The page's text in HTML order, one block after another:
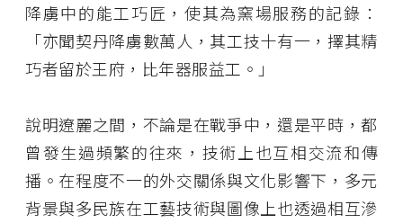
降虜中的能工巧匠，使其為窯場服務的記錄：
「亦聞契丹降虜數萬人，其工技十有一，擇其精
巧者留於王府，比年器服益工。」
說明遼麗之間，不論是在戰爭中，還是平時，都
曾發生過頻繁的往來，技術上也互相交流和傳
播。在程度不一的外交關係與文化影響下，多元
背景與多民族在工藝技術與圖像上也透過相互滲